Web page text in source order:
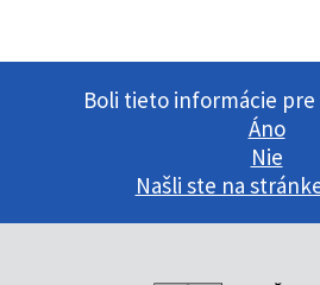
Boli tieto informácie pre
Áno
Nie
Našli ste na